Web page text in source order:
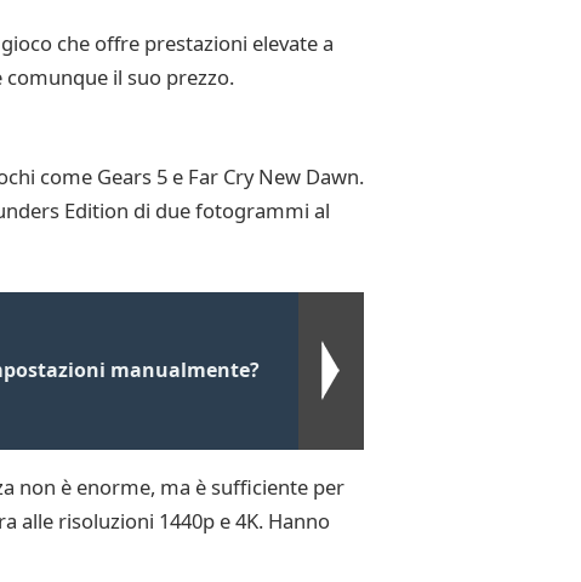
gioco che offre prestazioni elevate a
comunque il suo prezzo.
come Gears 5 e Far Cry New Dawn.
Edition di due fotogrammi al
manualmente?
non è enorme, ma è sufficiente per
alle risoluzioni 1440p e 4K. Hanno